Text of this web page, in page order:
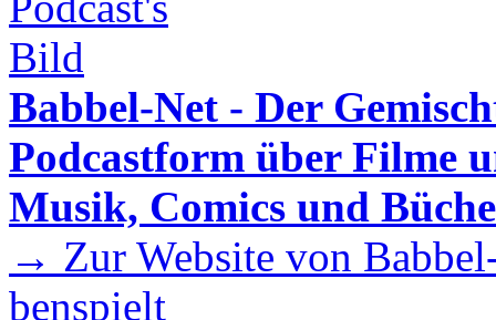
Babbel-Net - Der
Podcastform über Filme
Musik, Comics und
→ Zur Website von
benspielt